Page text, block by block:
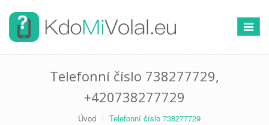
Telefonní číslo 738277729,
+420738277729
Úvod Telefonní číslo 738277729